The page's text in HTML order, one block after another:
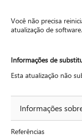
Você não precisa
atualização de software.
Informações de
Esta atualização não
Informações
Referências